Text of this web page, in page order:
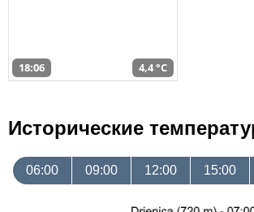
18:06 4,4 °C
Исторические
06:00 09:00 12:00 15:00